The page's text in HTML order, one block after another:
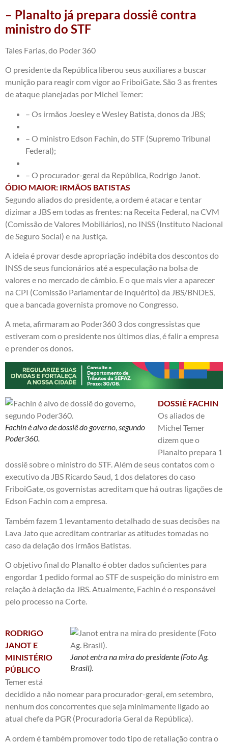
– Planalto já prepara dossiê contra
ministro do STF
Tales Farias, do Poder 360
O presidente da República liberou seus auxiliares a buscar
munição para reagir com vigor ao FriboiGate. São 3 as frentes
de ataque planejadas por Michel Temer:
– Os irmãos Joesley e Wesley Batista, donos da JBS;
– O ministro Edson Fachin, do STF (Supremo Tribunal
Federal);
– O procurador-geral da República, Rodrigo Janot.
ÓDIO MAIOR: IRMÃOS BATISTAS
Segundo aliados do presidente, a ordem é atacar e tentar
dizimar a JBS em todas as frentes: na Receita Federal, na CVM
(Comissão de Valores Mobiliários), no INSS (Instituto Nacional
de Seguro Social) e na Justiça.
A ideia é provar desde apropriação indébita dos descontos do
INSS de seus funcionários até a especulação na bolsa de
valores e no mercado de câmbio. E o que mais vier a aparecer
na CPI (Comissão Parlamentar de Inquérito) da JBS/BNDES,
que a bancada governista promove no Congresso.
A meta, afirmaram ao Poder360 3 dos congressistas que
estiveram com o presidente nos últimos dias, é falir a empresa
e prender os donos.
Fachin é alvo de dossiê do governo, segundo
Poder360.
DOSSIÊ FACHIN
Os aliados de
Michel Temer
dizem que o
Planalto prepara 1
dossiê sobre o ministro do STF. Além de seus contatos com o
executivo da JBS Ricardo Saud, 1 dos delatores do caso
FriboiGate, os governistas acreditam que há outras ligações de
Edson Fachin com a empresa.
Também fazem 1 levantamento detalhado de suas decisões na
Lava Jato que acreditam contrariar as atitudes tomadas no
caso da delação dos irmãos Batistas.
O objetivo final do Planalto é obter dados suficientes para
engordar 1 pedido formal ao STF de suspeição do ministro em
relação à delação da JBS. Atualmente, Fachin é o responsável
pelo processo na Corte.
Janot entra na mira do presidente (Foto Ag.
Brasil).
RODRIGO
JANOT E
MINISTÉRIO
PÚBLICO
Temer está
decidido a não nomear para procurador-geral, em setembro,
nenhum dos concorrentes que seja minimamente ligado ao
atual chefe da PGR (Procuradoria Geral da República).
A ordem é também promover todo tipo de retaliação contra o